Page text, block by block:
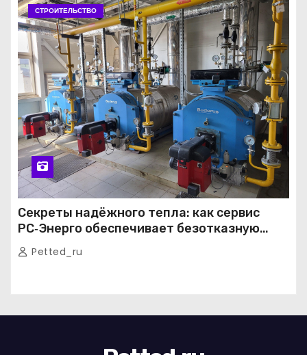
СТРОИТЕЛЬСТВО
Секреты надёжного тепла: как сервис
РС‑Энерго обеспечивает безотказную
работу котельных в Москве и Подмосковье
Petted_ru